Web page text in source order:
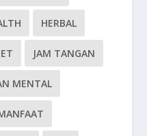
HERBAL
JAM TANGAN
MENTAL